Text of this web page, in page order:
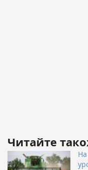
Читайте